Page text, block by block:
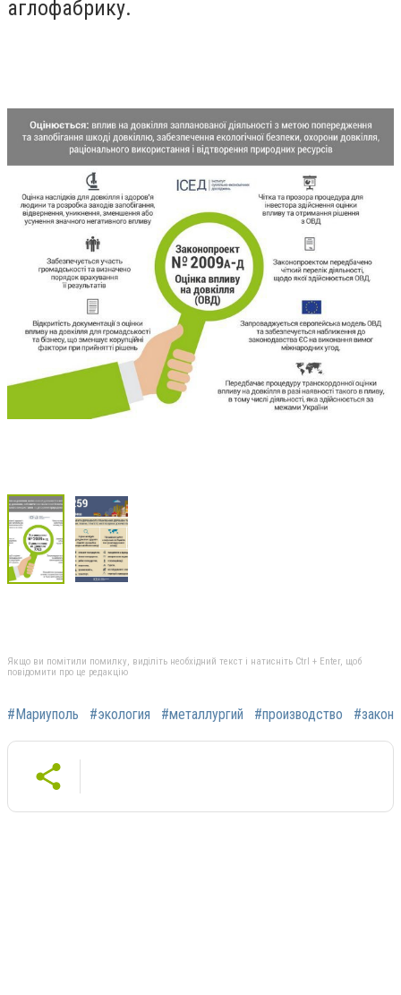
аглофабрику.
Якщо ви помітили помилку, виділіть необхідний текст і натисніть Ctrl + Enter, щоб
повідомити про це редакцію
#Мариуполь #экология #металлургий #производство #закон